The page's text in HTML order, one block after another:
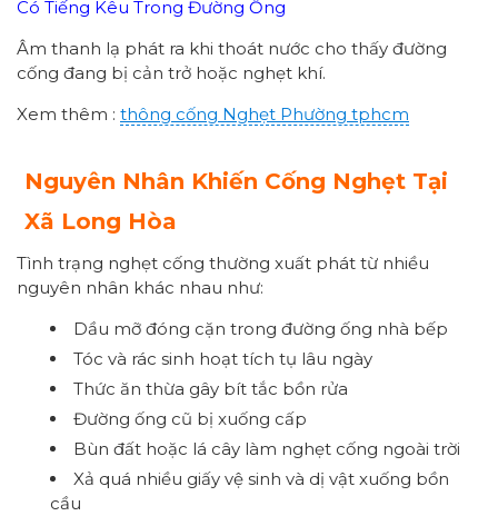
Có Tiếng Kêu Trong Đường Ống
Âm thanh lạ phát ra khi thoát nước cho thấy đường
cống đang bị cản trở hoặc nghẹt khí.
Xem thêm : thông cống Nghẹt Phường tphcm
Nguyên Nhân Khiến Cống Nghẹt Tại
Xã Long Hòa
Tình trạng nghẹt cống thường xuất phát từ nhiều
nguyên nhân khác nhau như:
Dầu mỡ đóng cặn trong đường ống nhà bếp
Tóc và rác sinh hoạt tích tụ lâu ngày
Thức ăn thừa gây bít tắc bồn rửa
Đường ống cũ bị xuống cấp
Bùn đất hoặc lá cây làm nghẹt cống ngoài trời
Xả quá nhiều giấy vệ sinh và dị vật xuống bồn
cầu